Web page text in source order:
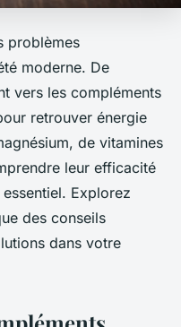
problèmes
moderne. De
vers les compléments
retrouver énergie
de vitamines
leur efficacité
Explorez
des conseils
dans votre